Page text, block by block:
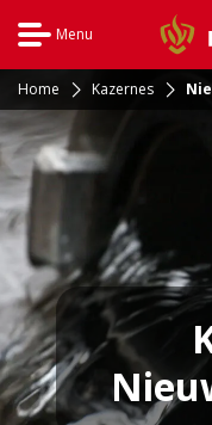
Menu
Home Kazernes